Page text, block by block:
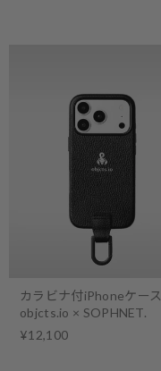
カラビナ付iPhoneケース
objcts.io × SOPHNET.
¥12,100